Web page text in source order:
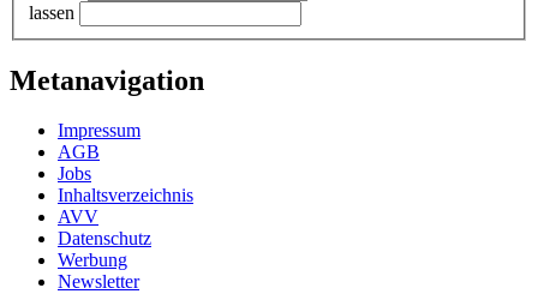
lassen
Metanavigation
Impressum
AGB
Jobs
Inhaltsverzeichnis
AVV
Datenschutz
Werbung
Newsletter